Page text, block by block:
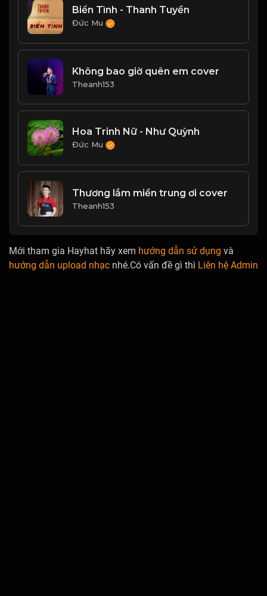
Biển Tình - Thanh Tuyền
Đức Mu
Không bao giờ quên em cover
Theanh153
Hoa Trinh Nữ - Như Quỳnh
Đức Mu
Thương lắm miền trung ơi cover
Theanh153
Mới tham gia Hayhat hãy xem hướng dẫn sử dụng và
hướng dẫn upload nhạc nhé.Có vấn đề gì thì Liên hệ Admin